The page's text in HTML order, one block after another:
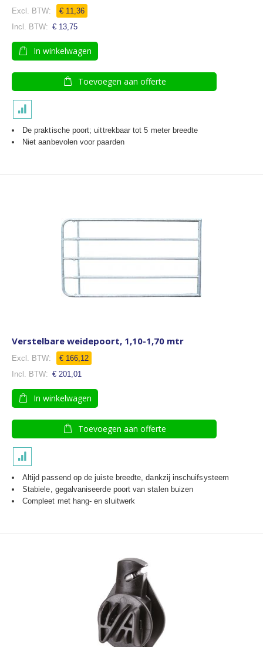
€ 11,36
€ 13,75
In winkelwagen
Toevoegen aan offerte
De praktische poort; uittrekbaar tot 5 meter breedte
Niet aanbevolen voor paarden
Verstelbare weidepoort, 1,10-1,70 mtr
€ 166,12
€ 201,01
In winkelwagen
Toevoegen aan offerte
Altijd passend op de juiste breedte, dankzij inschuifsysteem
Stabiele, gegalvaniseerde poort van stalen buizen
Compleet met hang- en sluitwerk